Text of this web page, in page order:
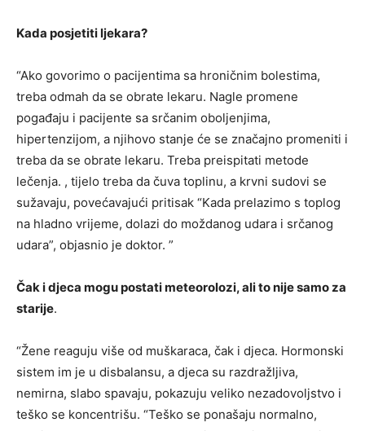
Kada posjetiti ljekara?
“Ako govorimo o pacijentima sa hroničnim bolestima,
treba odmah da se obrate lekaru. Nagle promene
pogađaju i pacijente sa srčanim oboljenjima,
hipertenzijom, a njihovo stanje će se značajno promeniti i
treba da se obrate lekaru. Treba preispitati metode
lečenja. , tijelo treba da čuva toplinu, a krvni sudovi se
sužavaju, povećavajući pritisak “Kada prelazimo s toplog
na hladno vrijeme, dolazi do moždanog udara i srčanog
udara”, objasnio je doktor. ”
Čak i djeca mogu postati meteorolozi, ali to nije samo za
starije.
“Žene reaguju više od muškaraca, čak i djeca. Hormonski
sistem im je u disbalansu, a djeca su razdražljiva,
nemirna, slabo spavaju, pokazuju veliko nezadovoljstvo i
teško se koncentrišu. “Teško se ponašaju normalno,